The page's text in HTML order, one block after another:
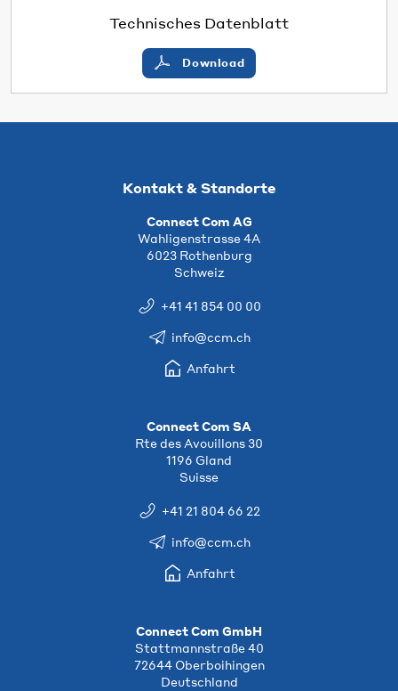
Technisches Datenblatt
Download
Kontakt & Standorte
Connect Com AG
Wahligenstrasse 4A
6023 Rothenburg
Schweiz
+41 41 854 00 00
info@ccm.ch
Anfahrt
Connect Com SA
Rte des Avouillons 30
1196 Gland
Suisse
+41 21 804 66 22
info@ccm.ch
Anfahrt
Connect Com GmbH
Stattmannstraße 40
72644 Oberboihingen
Deutschland